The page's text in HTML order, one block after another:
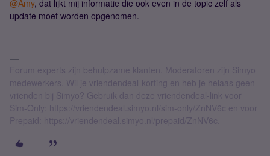
@Amy, dat lijkt mij informatie die ook even in de topic zelf als
update moet worden opgenomen.
Forum experts zijn behulpzame klanten. Moderatoren zijn Simyo
medewerkers. Wil je vriendendeal-korting en heb je helaas geen
vrienden bij Simyo? Gebruik dan deze vriendendeal-link voor
Sim-Only: https://vriendendeal.simyo.nl/sim-only/ZnNV6c en voor
Prepaid: https://vriendendeal.simyo.nl/prepaid/ZnNV6c.